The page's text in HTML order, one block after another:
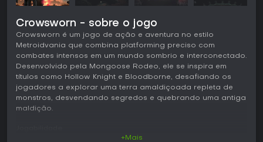
Crowsworn - sobre o jogo
Crowsworn é um jogo de ação e aventura no estilo
Metroidvania que combina platforming preciso com
combates intensos em um mundo sombrio e interconectado.
Desenvolvido pela Mongoose Rodeo, ele se inspira em
títulos como Hollow Knight e Bloodborne, desafiando os
jogadores a explorar uma terra amaldiçoada repleta de
monstros, desvendando segredos e quebrando uma antiga
maldição.
+Mais